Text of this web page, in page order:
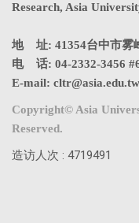
Research, Asia
地 址: 41354台中市雾
电 话: 04-2332-3456
E-mail: cltr@asia.edu.tw
Copyright© Asia
Reserved.
造访人次 : 4719491